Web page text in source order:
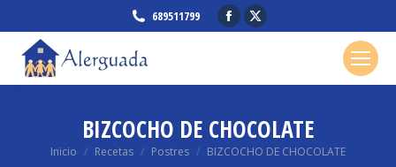
689511799
Facebook
in
window
X
in
window
BIZCOCHO DE CHOCOLATE
Estás aquí:
Inicio Recetas Postres BIZCOCHO DE CHOCOLATE